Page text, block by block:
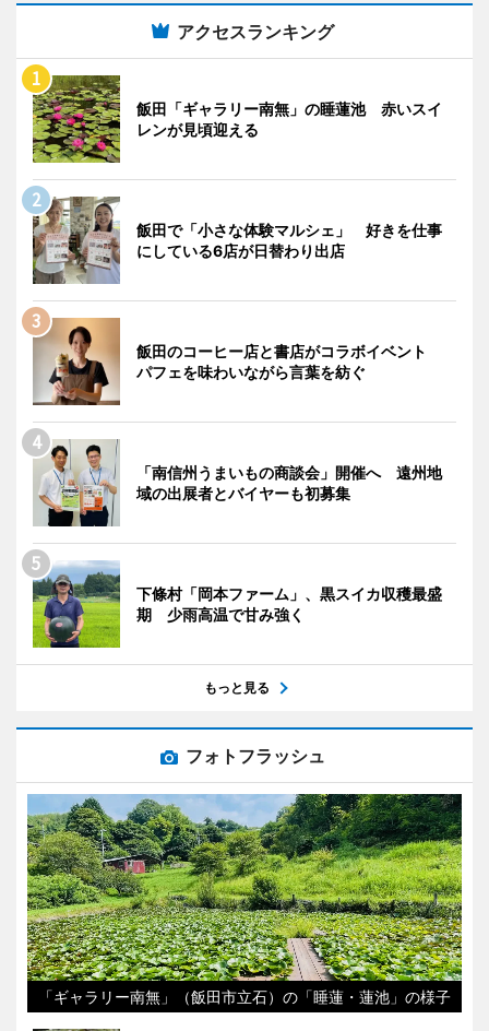
アクセスランキング
飯田「ギャラリー南無」の睡蓮池 赤いスイ
レンが見頃迎える
飯田で「小さな体験マルシェ」 好きを仕事
にしている6店が日替わり出店
飯田のコーヒー店と書店がコラボイベント
パフェを味わいながら言葉を紡ぐ
「南信州うまいもの商談会」開催へ 遠州地
域の出展者とバイヤーも初募集
下條村「岡本ファーム」、黒スイカ収穫最盛
期 少雨高温で甘み強く
もっと見る
フォトフラッシュ
「ギャラリー南無」（飯田市立石）の「睡蓮・蓮池」の様子